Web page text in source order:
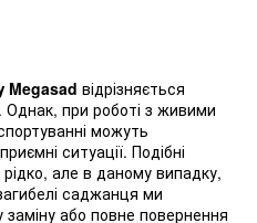
Megasad відрізняється
при роботі з живими
можуть
ситуації. Подібні
але в даному випадку,
саджанця ми
або повне повернення